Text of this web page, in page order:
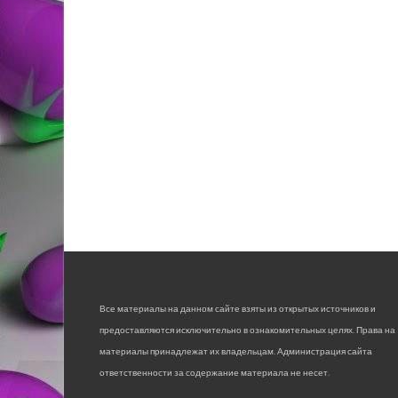
Все материалы на данном сайте взяты из открытых источников и
предоставляются исключительно в ознакомительных целях. Права на
материалы принадлежат их владельцам. Администрация сайта
ответственности за содержание материала не несет.